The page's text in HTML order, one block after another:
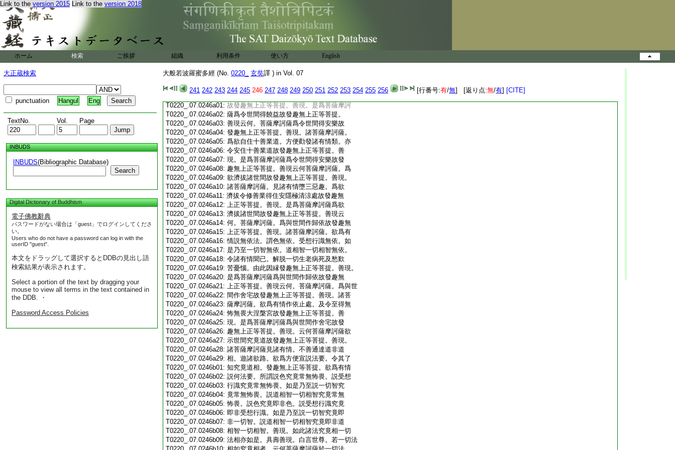
Link to the version 2015 Link to the version 2018
ホーム 検索 ご挨拶 組織 利用条件 使い方 English
大正蔵検索
punctuation Hangul Eng
TextNo. Vol. Page
INBUDS
INBUDS(Bibliographic Database)
Search
Digital Dictionary of Buddhism
電子佛教辭典
パスワードがない場合は「guest」でログインしてくださ
い。
Users who do not have a password can log in with the
userID "guest".
本文をドラッグして選択するとDDBの見出し語
検索結果が表示されます。
Select a portion of the text by dragging your
mouse to view all terms in the text contained in
the DDB. ・
Password Access Policies
大般若波羅蜜多經 (No. 0220_ 玄奘譯 ) in Vol. 07
241 242 243 244 245 246 247 248 249 250 251 252 253 254 255 256 [行番号:有/無] [返り点:無/有] [CITE]
T0220_.07.0245c19:與世間作所趣故發趣無上正等菩提。哀愍
T0220_.07.0245c20: 世間生死苦故發趣無上正等菩提。善現云
T0220_.07.0245c21:何。菩薩摩訶薩爲諸世間得義利故發趣無
T0220_.07.0245c22:
上正等菩提。善現。諸菩薩摩訶薩爲欲解脱
一切有情諸苦惱事。方便修行布施淨戒安
T0220_.07.0245c24:忍精進靜慮般若波羅蜜多故發趣無上正等
T0220_.07.0245c25:菩提。善現。是爲菩薩摩訶薩爲諸世間得義
T0220_.07.0245c26:
利故發趣無上正等菩提善現云何。菩薩摩
T0220_.07.0245c27:
訶薩爲令世間得饒益故發趣無上正等菩提。
T0220_.07.0245c28: 善現。諸菩薩摩訶薩爲欲自住六波羅蜜多。
T0220_.07.0246a01: 故發趣無上正等菩提。善現。是爲菩薩摩訶
T0220_.07.0246a02: 薩爲令世間得饒益故發趣無上正等菩提。
T0220_.07.0246a03: 善現云何。菩薩摩訶薩爲令世間得安樂故
T0220_.07.0246a04: 發趣無上正等菩提。善現。諸菩薩摩訶薩。
T0220_.07.0246a05: 爲欲自住十善業道。方便勸發諸有情類。亦
T0220_.07.0246a06: 令安住十善業道故發趣無上正等菩提。善
T0220_.07.0246a07: 現。是爲菩薩摩訶薩爲令世間得安樂故發
T0220_.07.0246a08: 趣無上正等菩提。善現云何菩薩摩訶薩。爲
T0220_.07.0246a09: 欲濟拔諸世間故發趣無上正等菩提。善現。
T0220_.07.0246a10: 諸菩薩摩訶薩。見諸有情墮三惡趣。爲欲
T0220_.07.0246a11: 濟拔令修善業得住安隱極清涼處故發趣無
T0220_.07.0246a12: 上正等菩提。善現。是爲菩薩摩訶薩爲欲
T0220_.07.0246a13: 濟拔諸世間故發趣無上正等菩提。善現云
T0220_.07.0246a14: 何。菩薩摩訶薩。爲與世間作歸依故發趣無
T0220_.07.0246a15: 上正等菩提。善現。諸菩薩摩訶薩。欲爲有
T0220_.07.0246a16:情説無依法。謂色無依。受想行識無依。如
T0220_.07.0246a17: 是乃至一切智無依。道相智一切相智無依。
T0220_.07.0246a18: 令諸有情聞已。解脱一切生老病死及愁歎
T0220_.07.0246a19: 苦憂惱。由此因縁發趣無上正等菩提。善現。
T0220_.07.0246a20: 是爲菩薩摩訶薩爲與世間作歸依故發趣無
T0220_.07.0246a21: 上正等菩提。善現云何。菩薩摩訶薩。爲與世
T0220_.07.0246a22: 間作舍宅故發趣無上正等菩提。善現。諸菩
T0220_.07.0246a23: 薩摩訶薩。欲爲有情作依止處。及令至得無
T0220_.07.0246a24:怖無畏大涅槃宮故發趣無上正等菩提。善
T0220_.07.0246a25: 現。是爲菩薩摩訶薩爲與世間作舍宅故發
T0220_.07.0246a26: 趣無上正等菩提。善現。云何菩薩摩訶薩欲
T0220_.07.0246a27: 示世間究竟道故發趣無上正等菩提。善現。
T0220_.07.0246a28: 諸菩薩摩訶薩見諸有情。不善通達道非道
T0220_.07.0246a29: 相。遊諸欲路。欲爲方便宣説法要。令其了
T0220_.07.0246b01: 知究竟道相。發趣無上正等菩提。欲爲有情
T0220_.07.0246b02: 説何法要。所謂説色究竟常無怖畏。説受想
T0220_.07.0246b03: 行識究竟常無怖畏。如是乃至説一切智究
T0220_.07.0246b04: 竟常無怖畏。説道相智一切相智究竟常無
T0220_.07.0246b05:怖畏。説色究竟即非色。説受想行識究竟
T0220_.07.0246b06: 即非受想行識。如是乃至説一切智究竟即
T0220_.07.0246b07: 非一切智。説道相智一切相智究竟即非道
T0220_.07.0246b08: 相智一切相智。善現。如此諸法究竟相一切
T0220_.07.0246b09: 法相亦如是。具壽善現。白言世尊。若一切法